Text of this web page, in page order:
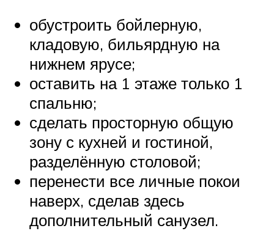
обустроить бойлерную,
кладовую, бильярдную на
нижнем ярусе;
оставить на 1 этаже только 1
спальню;
сделать просторную общую
зону с кухней и гостиной,
разделённую столовой;
перенести все личные покои
наверх, сделав здесь
дополнительный санузел.